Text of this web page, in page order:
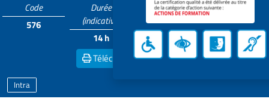
Code
576
Durée
(indicative)
14 h
Tarif
Contactez-
nous
Participants
4 à 12
Télécharger laFiche PDF
Intra